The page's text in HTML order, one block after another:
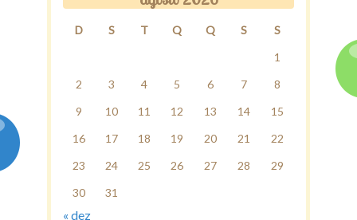
D S T Q Q S
S
1
2
3 4 5 6 7
8
9
10 11 12 13 14
15
16
17 18 19 20 21
22
23
24 25 26 27 28
29
30
31
« dez